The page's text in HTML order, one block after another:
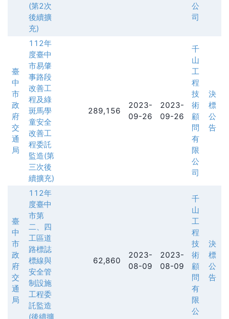
(第2次
後續擴
充)
公
司
臺
中
市
政
府
交
通
局
112年
度臺中
市易肇
事路段
改善工
程及綠
斑馬學
童安全
改善工
程委託
監造(第
三次後
續擴充)
289,156
2023-
09-26
2023-
09-26
千
山
工
程
技
術
顧
問
有
限
公
司
決
標
公
告
臺
中
市
政
府
交
通
局
112年
度臺中
市第
二、四
工區道
路標誌
標線與
安全管
制設施
工程委
託監造
(後續擴
62,860
2023-
08-09
2023-
08-09
千
山
工
程
技
術
顧
問
有
限
公
決
標
公
告